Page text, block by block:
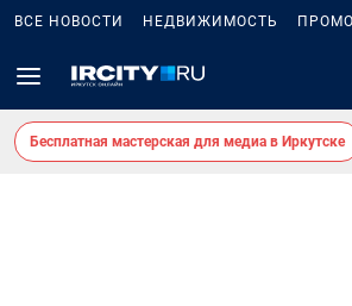
ВСЕ НОВОСТИ НЕДВИЖИМОСТЬ
Бесплатная мастерская для медиа в Иркутске